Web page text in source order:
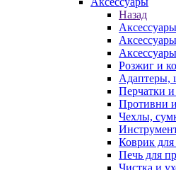
Назад
Аксессуары
Розжиг и
Адаптеры,
Перчатки
Противни
Чехлы,
Коврик для
Печь для
Чистка и